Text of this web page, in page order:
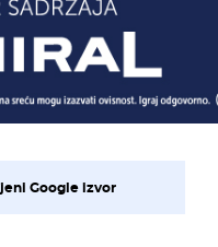
Google izvor